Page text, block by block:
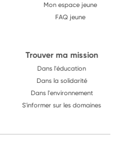
Mon espace jeune
FAQ jeune
Trouver ma mission
Dans l'éducation
Dans la solidarité
Dans l'environnement
S'informer sur les domaines